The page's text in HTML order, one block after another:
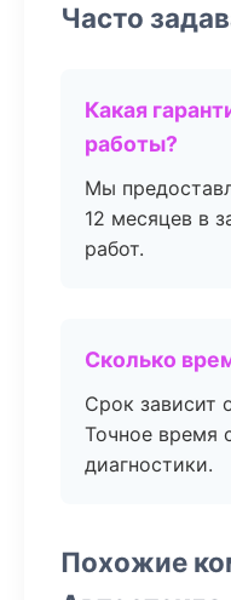
Часто
Какая
работы?
Мы
12 месяцев в
работ.
Сколько
Срок зависит
Точное время
диагностики.
Похожие